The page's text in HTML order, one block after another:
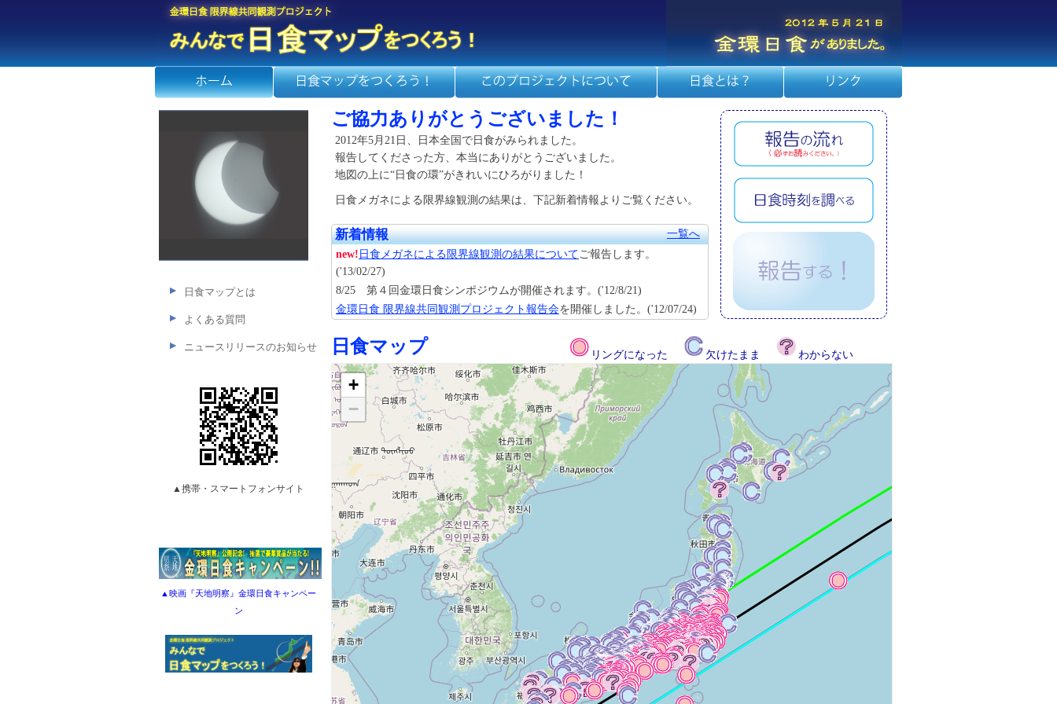
日食マップとは
よくある質問
ニュースリリースのお知らせ
▲携帯・スマートフォンサイト
▲映画『天地明察』金環日食キャンペー
ン
ご協力ありがとうございました！
2012年5月21日、日本全国で日食がみられました。
報告してくださった方、本当にありがとうございました。
地図の上に“日食の環”がきれいにひろがりました！
日食メガネによる限界線観測の結果は、下記新着情報よりご覧ください。
一覧へ
新着情報
new!日食メガネによる限界線観測の結果についてご報告します。
('13/02/27)
8/25 第４回金環日食シンポジウムが開催されます。('12/8/21)
金環日食 限界線共同観測プロジェクト報告会を開催しました。('12/07/24)
日食マップ リングになった 欠けたまま わからない
+
−